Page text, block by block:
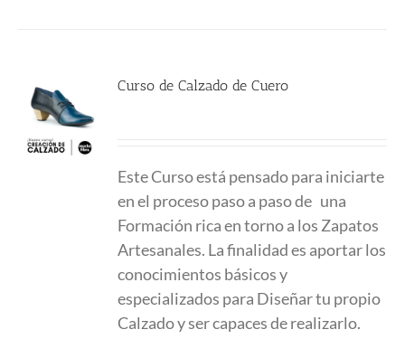
Curso de Calzado de Cuero
Este Curso está pensado para iniciarte
en el proceso paso a paso de una
Formación rica en torno a los Zapatos
Artesanales. La finalidad es aportar los
conocimientos básicos y
especializados para Diseñar tu propio
Calzado y ser capaces de realizarlo.